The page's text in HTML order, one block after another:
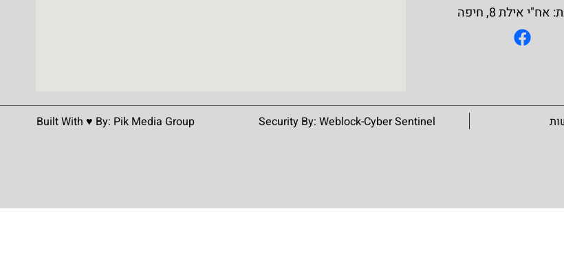
אילת 8, חיפה
Security By: Weblock-Cyber Sentinel
Built With ♥️ By: Pik Media Group